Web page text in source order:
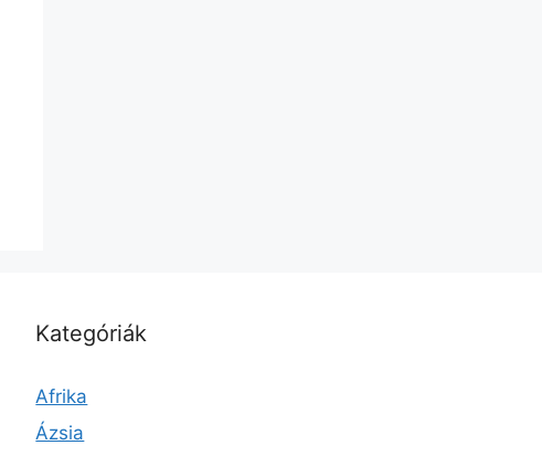
Kategóriák
Afrika
Ázsia